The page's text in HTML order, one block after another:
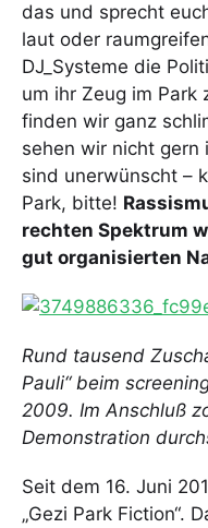
das und sprecht
laut oder
DJ_Systeme die
um ihr Zeug im Park
finden wir ganz
sehen wir nicht gern
sind unerwünscht –
Park, bitte!
rechten Spektrum
gut organisierten
Rund tausend
Pauli“ beim
2009. Im Anschluß
Demonstration
Seit dem 16. Juni
„Gezi Park Fiction“.